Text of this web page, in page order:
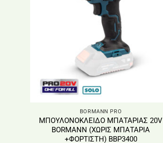
BORMANN PRO
ΜΠΟΥΛΟΝΟΚΛΕΙΔΟ ΜΠΑΤΑΡΙΑΣ 20V
BORMANN (ΧΩΡΙΣ ΜΠΑΤΑΡΙΑ
+ΦΟΡΤΙΣΤΗ) BBP3400